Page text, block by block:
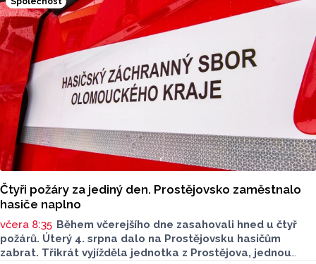
výrazně klesl, v některých lokalitách až o polovinu.
O dopravě, ale i o případech, která musela Městská
policie Olomouc (MPO) řešit mluvil v pocastu Radia
Metropole s Tomášem Gottwaldem mluvčí MPO Petr
Čunderle.
Čtyři požáry za jediný den. Prostějovsko zaměstnalo
hasiče naplno
včera 8:35 Během včerejšího dne zasahovali hned u čtyř
požárů. Úterý 4. srpna dalo na Prostějovsku hasičům
zabrat. Třikrát vyjížděla jednotka z Prostějova, jednou